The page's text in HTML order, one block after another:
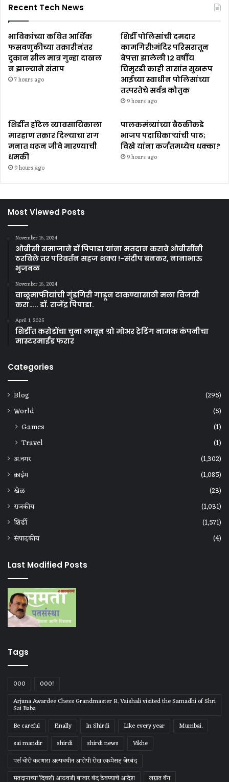
Recent Tech News
भाविकांच्या कथित आर्थिक
फसवणुकीच्या तक्रारीनंतर
दुकान सील मात्र गुन्हा दाखल
न झाल्याने संताप
7 hours ago
शिर्डी पोलिसांची दमदार
कामगिरी!मंदिर परिसरातून
बेपत्ता झालेली १२ वर्षीय
चिमुरडी काही तासांत सुखरूप
आईच्या स्वाधीन पोलिसांच्या
तत्परतेचे सर्वत्र कौतुक
9 hours ago
शिर्डीत हॉटेल व्यावसायिकाला
मारहाण तक्रार दिल्याचा राग
मनात धरून जीवे मारण्याची
धमकी
9 hours ago
पालकमंत्र्यांच्या बैठकीकडे
भाजप पदाधिकाऱ्यांची पाठ;
विखे यांना कर्जतमध्येच धक्का?
9 hours ago
Most Viewed Posts
November 16, 2024
ओबीसी समाजाने डॉ पिपाडा यांना मतदान करावे ओबीसींनी
ठरविले तर परिवर्तन सहज शक्य !-संदीप बनकर, नानाभाऊ
भुजबळ
November 16, 2024
वाळूमाफीयांची गुंडगिरी गाडून टाकण्यासाठी मला विजयी
करा….. डॉ. राजेंद्र पिपाडा.
April 1, 2025
शिर्डीत करोडोंचा चुना लावून ग्रो मोअर ट्रेडिंग नामक कंपनीचा
मास्टरमाईंड फरार
Categories
Blog
(295)
World
(5)
Games
(1)
Travel
(1)
अ.नगर
(1,302)
क्राईम
(1,085)
खेळ
(23)
राजकीय
(1,031)
शिर्डी
(1,571)
संपादकीय
(4)
Last Modified Posts
Tags
000
000!
Arjuna Awardee Chess Grandmaster R. Vaishali visited the Samadhi of Shri
Sai Baba
Be careful
Finally In Shirdi Like every year
Mumbai.
sai mandir
shirdi shirdi news
Vikhe
पर्स चोरी करणारा अल्पवयीन आरोपी रोख रकमेसह जेरबंद
मतदानाच्या दिवशी आठवडी बाजार बंद ठेवण्याचे आदेश
लग्नात बॅग